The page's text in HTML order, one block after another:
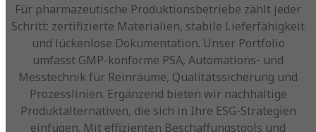
Für pharmazeutische Produktionsbetriebe zählt jeder
Schritt: zertifizierte Materialien, stabile Lieferfähigkeit
und lückenlose Dokumentation. Unser Portfolio
umfasst GMP-konforme PSA, Automations‑ und
Messtechnik für Reinräume, Qualitätssicherung und
Prozesslinien. Ergänzend bieten wir nachhaltige
Produktalternativen, die sich in Ihre ESG‑Strategien
einfügen. Mit effizienten Beschaffungstools und